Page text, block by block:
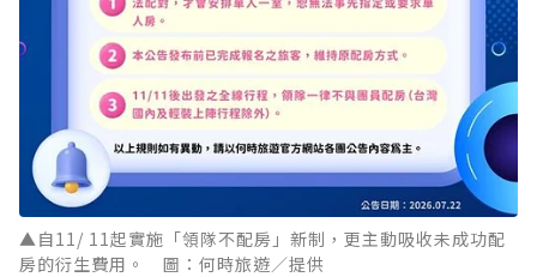
▲自11/ 11起實施「領隊不配房」新制，更主動吸收未成功配
房的衍生費用。 圖：何時旅遊／提供